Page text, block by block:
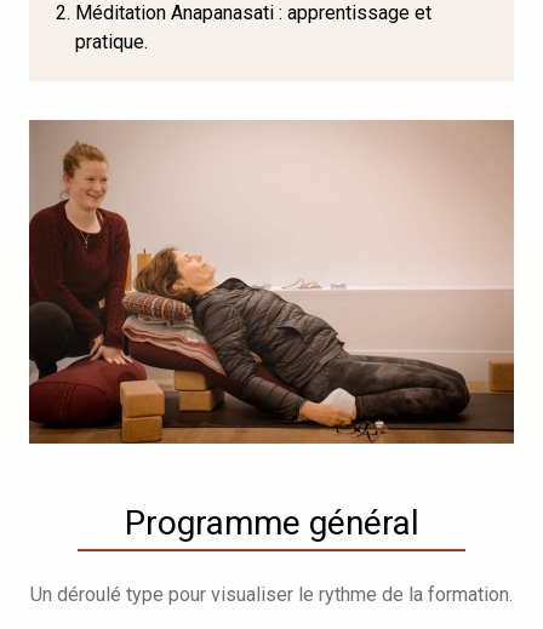
Méditation Anapanasati : apprentissage et
pratique.
Programme général
Un déroulé type pour visualiser le rythme de la formation.